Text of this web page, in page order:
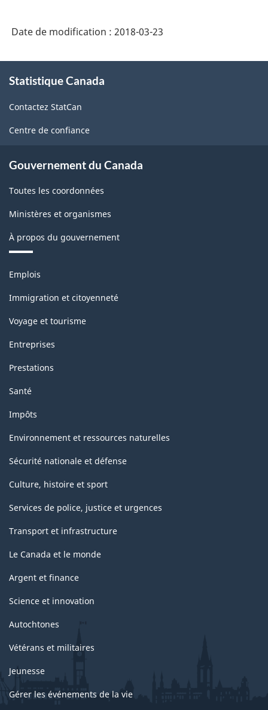
Nord
Canada
version
1.0
Structure
de
la
classification
Date de modification : 2018-03-23
propos
ce
site
Statistique Canada
Contactez StatCan
Centre de confiance
Gouvernement du Canada
Toutes les coordonnées
Ministères et organismes
À propos du gouvernement
Thèmes
sujets
Emplois
Immigration et citoyenneté
Voyage et tourisme
Entreprises
Prestations
Santé
Impôts
Environnement et ressources naturelles
Sécurité nationale et défense
Culture, histoire et sport
Services de police, justice et urgences
Transport et infrastructure
Le Canada et le monde
Argent et finance
Science et innovation
Autochtones
Vétérans et militaires
Jeunesse
Gérer les événements de la vie